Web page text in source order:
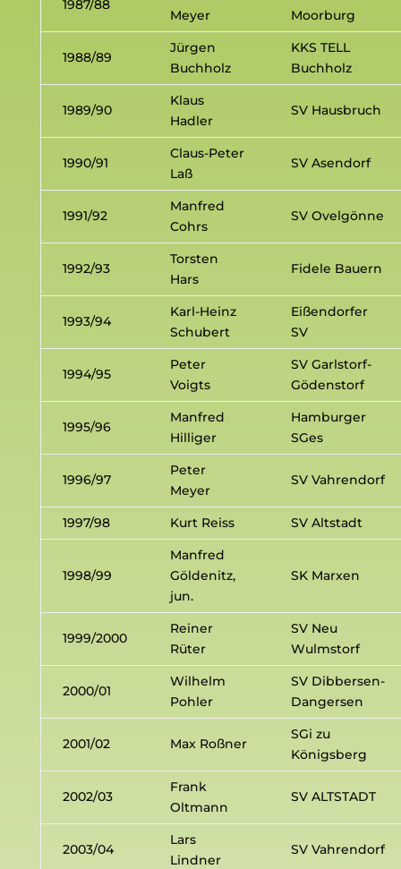
1987/88
Meyer
Moorburg
1988/89
Jürgen
Buchholz
KKS TELL
Buchholz
1989/90
Klaus
Hadler
SV Hausbruch
1990/91
Claus-Peter
Laß
SV Asendorf
1991/92
Manfred
Cohrs
SV Ovelgönne
1992/93
Torsten
Hars
Fidele Bauern
1993/94
Karl-Heinz
Schubert
Eißendorfer
SV
1994/95
Peter
Voigts
SV Garlstorf-
Gödenstorf
1995/96
Manfred
Hilliger
Hamburger
SGes
1996/97
Peter
Meyer
SV Vahrendorf
1997/98 Kurt Reiss SV Altstadt
1998/99
Manfred
Göldenitz,
jun.
SK Marxen
1999/2000
Reiner
Rüter
SV Neu
Wulmstorf
2000/01
Wilhelm
Pohler
SV Dibbersen-
Dangersen
2001/02 Max Roßner
SGi zu
Königsberg
2002/03
Frank
Oltmann
SV ALTSTADT
2003/04
Lars
Lindner
SV Vahrendorf